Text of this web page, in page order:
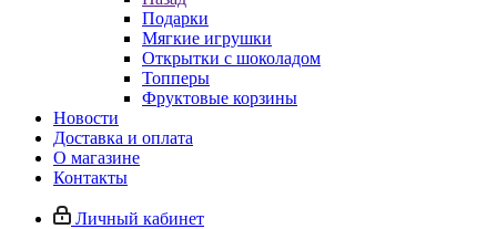
Подарки
Мягкие игрушки
Открытки с шоколадом
Топперы
Фруктовые корзины
Новости
Доставка и оплата
О магазине
Контакты
Личный кабинет